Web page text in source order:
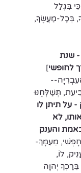
בִּגְלַל
בְּכָל-מַעֲשֶׂךָ,
- שנת
לחופשי]
תְּשַׁלְּחֶנּוּ
על תיתן לו
לא
והענק
חָפְשִׁי, מֵעִמָּךְ-
לוֹ,
יְהוָה